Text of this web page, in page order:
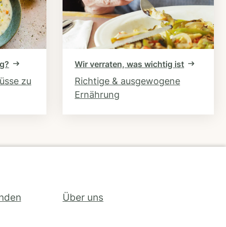
zu
Wir verraten, was wichtig ist
Richtige & ausgewogene
Ernährung
Über uns